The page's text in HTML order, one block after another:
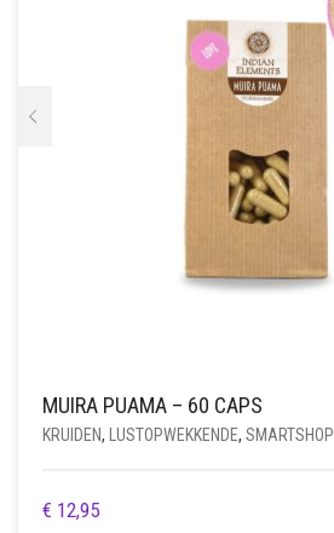
MUIRA PUAMA – 60 CAPS
KRUIDEN, LUSTOPWEKKENDE, SMARTSHOP
€ 12,95